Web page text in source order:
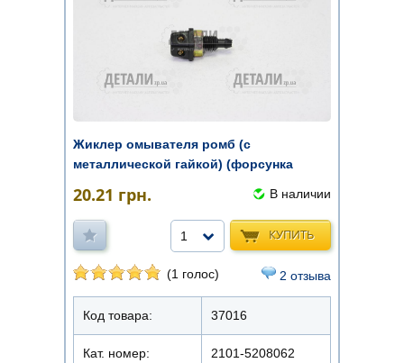
Жиклер омывателя ромб (с
металлической гайкой) (форсунка
20.21 грн. В наличии
КУПИТЬ
1
(1 голос) 2 отзыва
Код товара: 37016
Кат. номер: 2101-5208062